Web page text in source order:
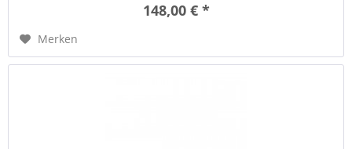
148,00 € *
Merken